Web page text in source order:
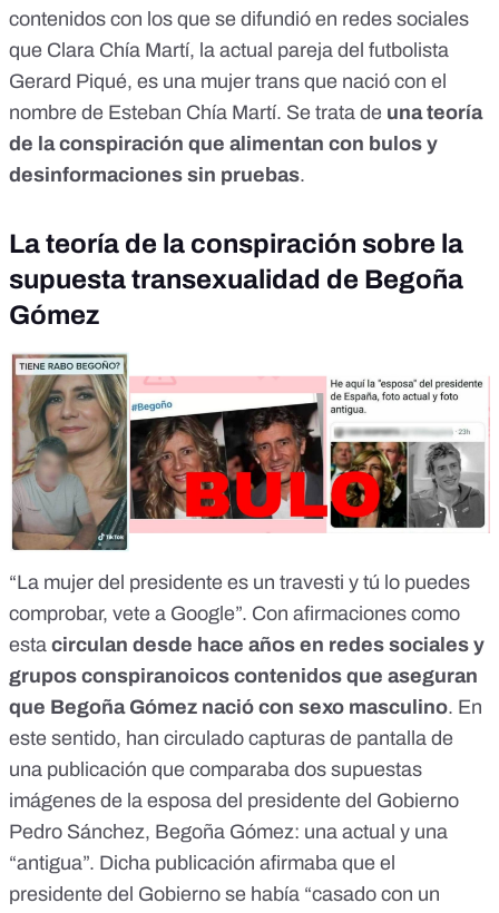
contenidos con los que se difundió en redes sociales
que Clara Chía Martí, la actual pareja del futbolista
Gerard Piqué, es una mujer trans que nació con el
nombre de Esteban Chía Martí. Se trata de una teoría
de la conspiración que alimentan con bulos y
desinformaciones sin pruebas.
La teoría de la conspiración sobre la
supuesta transexualidad de Begoña
Gómez
“La mujer del presidente es un travesti y tú lo puedes
comprobar, vete a Google”. Con afirmaciones como
esta circulan desde hace años en redes sociales y
grupos conspiranoicos contenidos que aseguran
que Begoña Gómez nació con sexo masculino. En
este sentido, han circulado capturas de pantalla de
una publicación que comparaba dos supuestas
imágenes de la esposa del presidente del Gobierno
Pedro Sánchez, Begoña Gómez: una actual y una
“antigua”. Dicha publicación afirmaba que el
presidente del Gobierno se había “casado con un